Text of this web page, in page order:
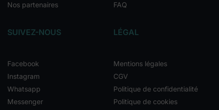
Nos partenaires
FAQ
SUIVEZ-NOUS
Facebook
Instagram
Whatsapp
Messenger
LÉGAL
Mentions légales
CGV
Politique de confidentialité
Politique de cookies